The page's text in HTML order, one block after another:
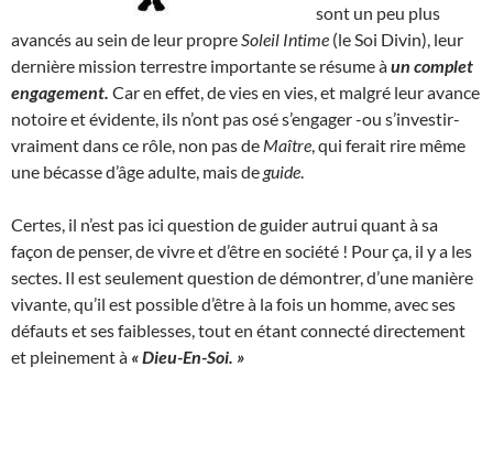
sont un peu plus
avancés au sein de leur propre Soleil Intime (le Soi Divin), leur
dernière mission terrestre importante se résume àun complet
engagement. Car en effet, de vies en vies, et malgré leur avance
notoire et évidente, ils n’ont pas osé s’engager -ou s’investir-
vraiment dans ce rôle, non pas de Maître , qui ferait rire même
une bécasse d’âge adulte, mais de guide
Certes, il n’est pas ici question de guider autrui quant à sa
façon de penser, de vivre et d’être en société ! Pour ça, il y a les
sectes. Il est seulement question de démontrer, d’une manière
vivante, qu’il est possible d’être à la fois un homme, avec ses
défauts et ses faiblesses, tout en étant connecté directement
et pleinement à « Dieu-En-Soi. »